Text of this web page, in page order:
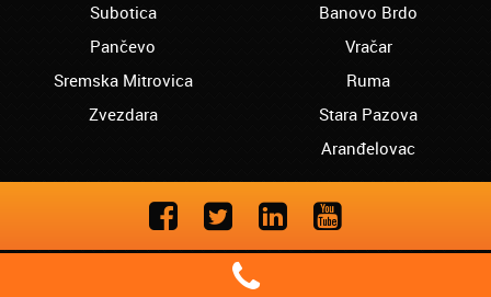
Vračar - Olivera:
Mogu sa sigurnošću da tvrdim da ste
najbolja škola u Srbiji. I ranije sam učila
engleski jezik u drugim školama ali sam
sva moja očekivanja u nivou znanja,
Zemun - Ljiljana:
Završavam kurs portugalskog jezika. Jako
Subotica
Pančevo
Sremska Mitrovica
Zvezdara
Banovo Brdo
Vračar
Ruma
Stara Pazova
Aranđelovac
Copyright © 2026 Akademija Oxford